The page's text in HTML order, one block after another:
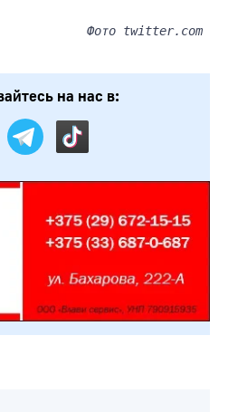
Фото twitter.com
на нас в: